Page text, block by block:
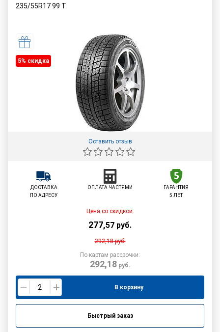
235/55R1799 T
5% cкидка
Оставить отзыв
ДОСТАВКА
ПО АДРЕСУ
ОПЛАТА ЧАСТЯМИ
ГАРАНТИЯ
5 ЛЕТ
Цена со скидкой:
277,57 руб.
292,18руб.
По картам рассрочки:
292,18руб.
В корзину
Быстрый заказ